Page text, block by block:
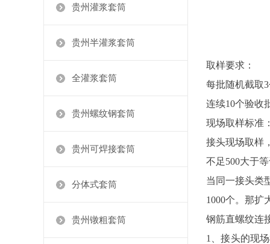
贵州灌浆套筒
贵州半灌浆套筒
全灌浆套筒
贵州螺纹钢套筒
贵州可焊接套筒
分体式套筒
贵州镦粗套筒
取样要求：
每批随机截取
连续10个验收
现场取样标准：
接头现场取样
不足500大于
当同一接头类
1000个。那扩
钢筋直螺纹连
1、接头的现